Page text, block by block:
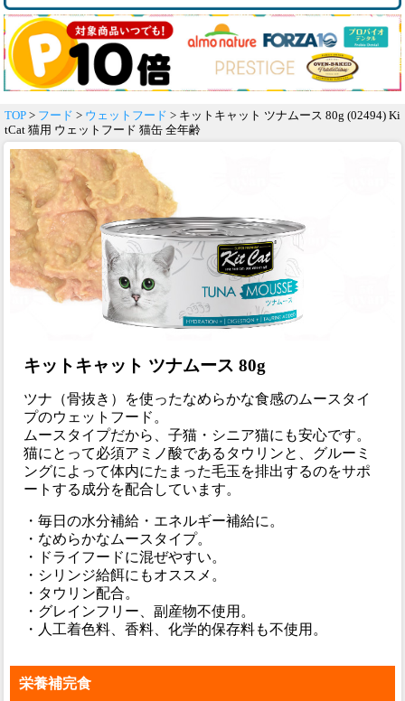
TOP > フード > ウェットフード > キットキャット ツナムース 80g (02494) Ki
tCat 猫用 ウェットフード 猫缶 全年齢
キットキャット ツナムース 80g
ツナ（骨抜き）を使ったなめらかな食感のムースタイ
プのウェットフード。
ムースタイプだから、子猫・シニア猫にも安心です。
猫にとって必須アミノ酸であるタウリンと、グルーミ
ングによって体内にたまった毛玉を排出するのをサポ
ートする成分を配合しています。
・毎日の水分補給・エネルギー補給に。
・なめらかなムースタイプ。
・ドライフードに混ぜやすい。
・シリンジ給餌にもオススメ。
・タウリン配合。
・グレインフリー、副産物不使用。
・人工着色料、香料、化学的保存料も不使用。
栄養補完食